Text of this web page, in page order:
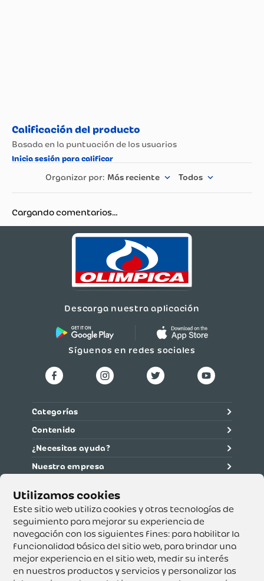
Este sitio web utiliza cookies y otras tecnologías de
seguimiento para mejorar su experiencia de
navegación con los siguientes fines: para habilitar la
funcionalidad básica del sitio web, para brindar una
mejor experiencia en el sitio web, medir su interés
en nuestros productos y servicios y personalizar las
Más reciente Todos
Cargando comentarios…
Descarga nuestra aplicación
Síguenos en redes sociales
Categorías
Contenido
¿Necesitas ayuda?
Nuestra empresa
Supertiendas y Drogería Olímpica S.A. - Nit 890.107.487 -
Dirección de notificación: Calle 53 No. 46-192 local 3-01
Teléfono: 3232540999 - Correo:
servicioalcliente@olimpica.com.co